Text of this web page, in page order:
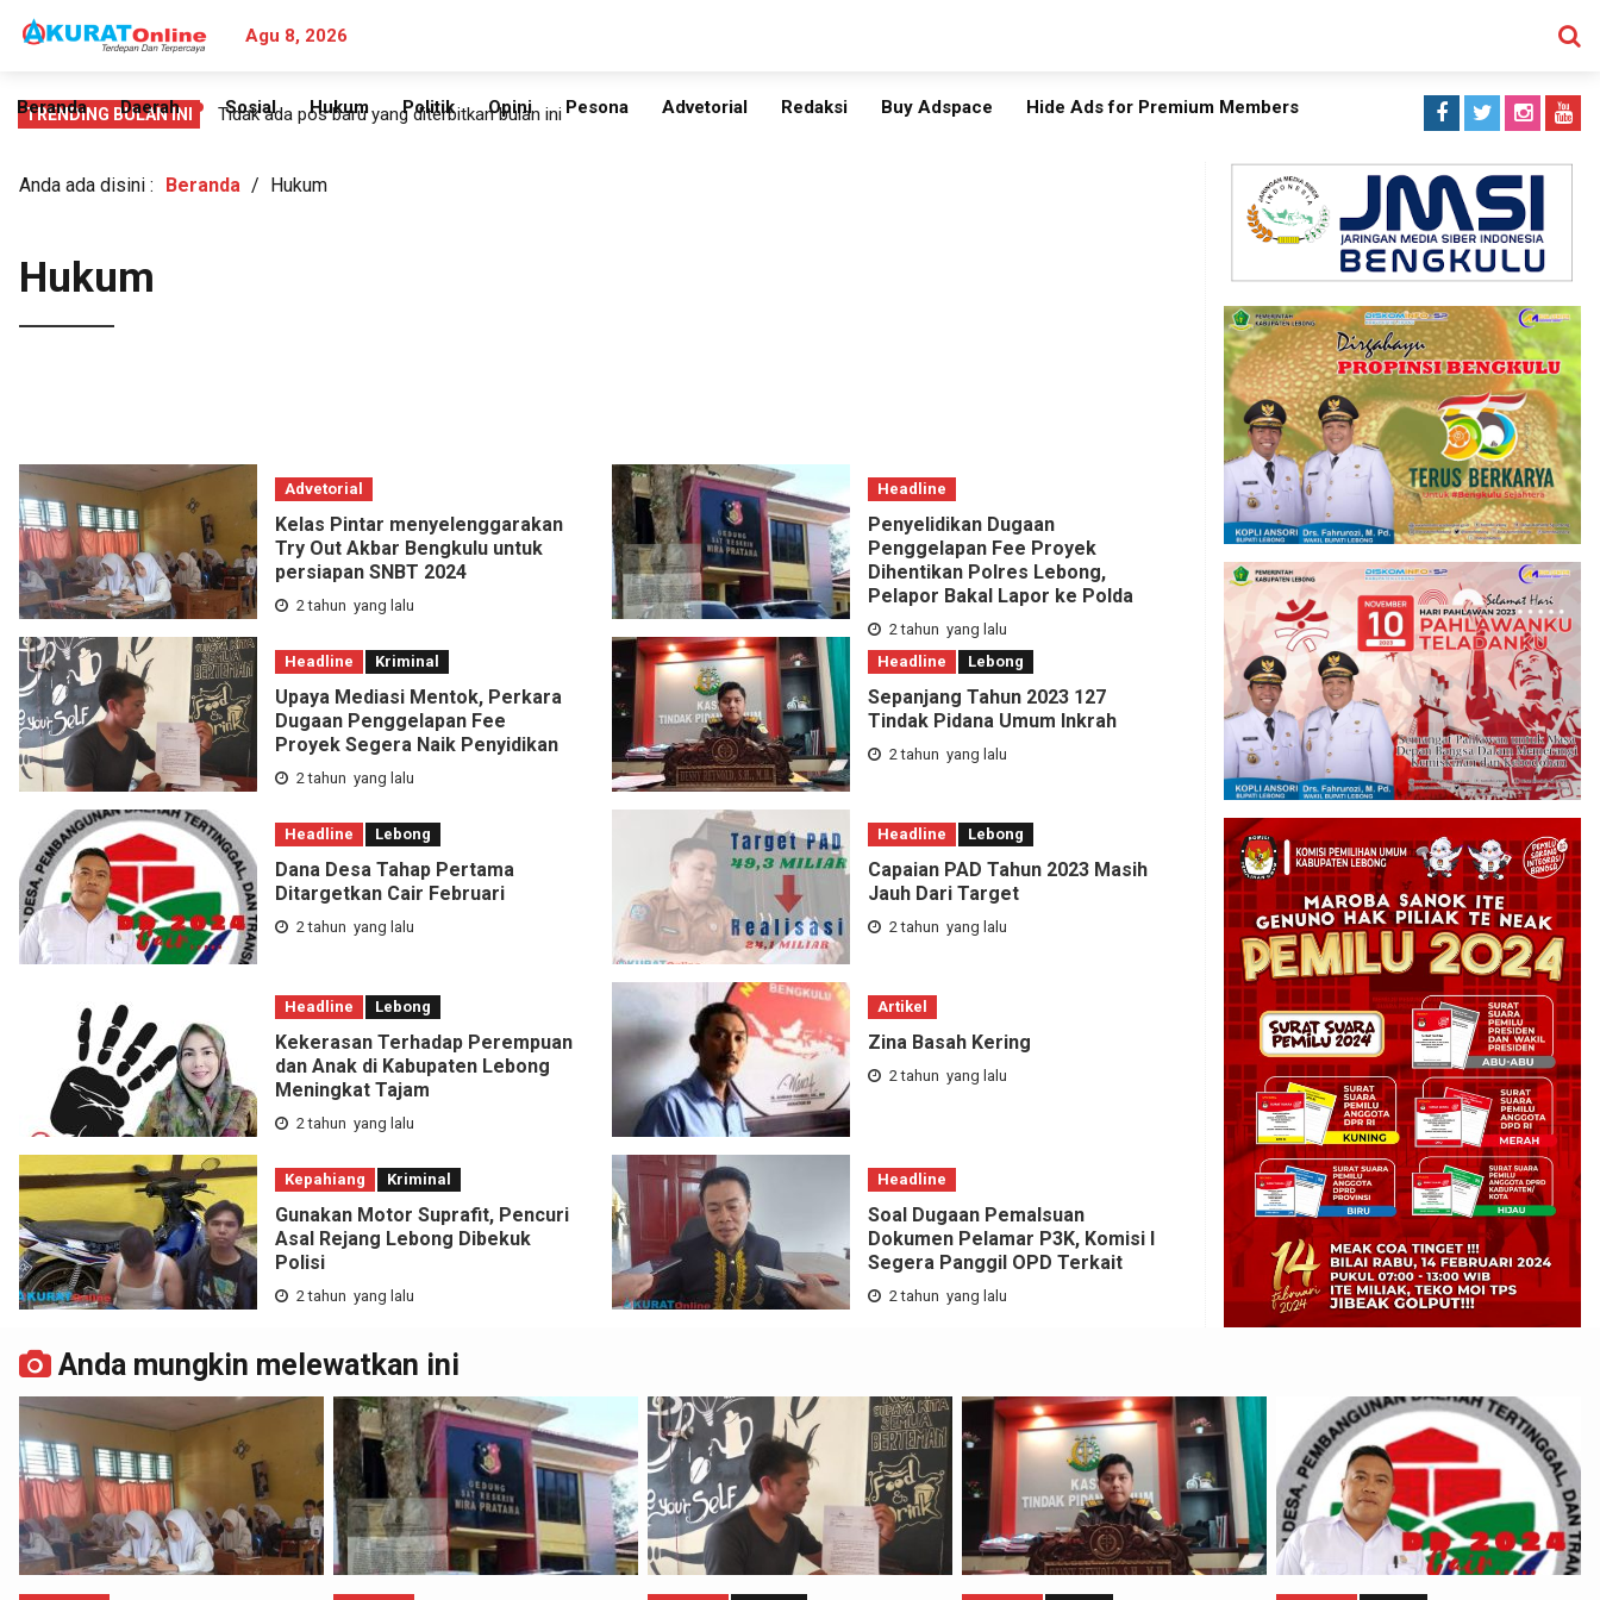
Agu 8, 2026
Beranda Daerah
PERLUAS
MENU
Sosial Hukum Politik Opini Pesona Advetorial Redaksi Buy Adspace Hide Ads for Premium Members
SEARCH
TRENDING BULAN INI Tidak ada pos baru yang diterbitkan bulan ini
Anda ada disini : Beranda / Hukum
Hukum
Advetorial
Kelas Pintar menyelenggarakan
Try Out Akbar Bengkulu untuk
persiapan SNBT 2024
2 tahun yang lalu
Headline
Penyelidikan Dugaan
Penggelapan Fee Proyek
Dihentikan Polres Lebong,
Pelapor Bakal Lapor ke Polda
2 tahun yang lalu
Headline
Kriminal
Upaya Mediasi Mentok, Perkara
Dugaan Penggelapan Fee
Proyek Segera Naik Penyidikan
2 tahun yang lalu
Headline Lebong
Sepanjang Tahun 2023 127
Tindak Pidana Umum Inkrah
2 tahun yang lalu
Headline Lebong
Dana Desa Tahap Pertama
Ditargetkan Cair Februari
2 tahun yang lalu
Headline Lebong
Capaian PAD Tahun 2023 Masih
Jauh Dari Target
2 tahun yang lalu
Headline Lebong
Kekerasan Terhadap Perempuan
dan Anak di Kabupaten Lebong
Meningkat Tajam
2 tahun yang lalu
Artikel
Zina Basah Kering
2 tahun yang lalu
Kepahiang Kriminal
Gunakan Motor Suprafit, Pencuri
Asal Rejang Lebong Dibekuk
Polisi
2 tahun yang lalu
Headline
Soal Dugaan Pemalsuan
Dokumen Pelamar P3K, Komisi I
Segera Panggil OPD Terkait
2 tahun yang lalu
Anda mungkin melewatkan ini